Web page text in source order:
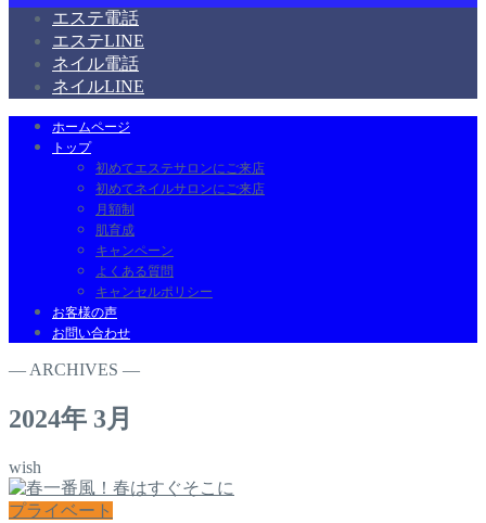
エステ電話
エステLINE
ネイル電話
ネイルLINE
ホームページ
トップ
初めてエステサロンにご来店
初めてネイルサロンにご来店
月額制
肌育成
キャンペーン
よくある質問
キャンセルポリシー
お客様の声
お問い合わせ
― ARCHIVES ―
2024年 3月
wish
プライベート